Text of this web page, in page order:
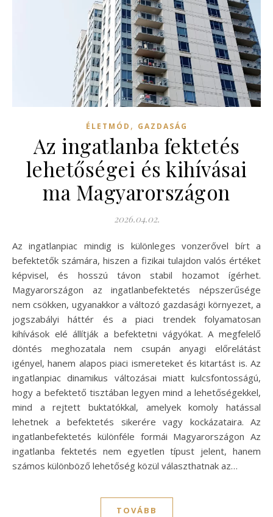
ÉLETMÓD , GAZDASÁG
Az ingatlanba fektetés
lehetőségei és kihívásai
ma Magyarországon
2026.04.02.
Az ingatlanpiac mindig is különleges vonzerővel bírt a
befektetők számára, hiszen a fizikai tulajdon valós értéket
képvisel, és hosszú távon stabil hozamot ígérhet.
Magyarországon az ingatlanbefektetés népszerűsége
nem csökken, ugyanakkor a változó gazdasági környezet, a
jogszabályi háttér és a piaci trendek folyamatosan
kihívások elé állítják a befektetni vágyókat. A megfelelő
döntés meghozatala nem csupán anyagi előrelátást
igényel, hanem alapos piaci ismereteket és kitartást is. Az
ingatlanpiac dinamikus változásai miatt kulcsfontosságú,
hogy a befektető tisztában legyen mind a lehetőségekkel,
mind a rejtett buktatókkal, amelyek komoly hatással
lehetnek a befektetés sikerére vagy kockázataira. Az
ingatlanbefektetés különféle formái Magyarországon Az
ingatlanba fektetés nem egyetlen típust jelent, hanem
számos különböző lehetőség közül választhatnak az…
TOVÁBB